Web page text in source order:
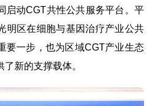
启动CGT共性公共服务平台。平
明区在细胞与基因治疗产业公共
要一步，也为区域CGT产业生态
新的支撑载体。